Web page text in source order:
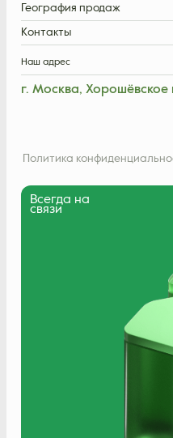
География продаж
Контакты
Политика
Наш адрес
г. Москва, Хорошёвское
Всегда на
связи